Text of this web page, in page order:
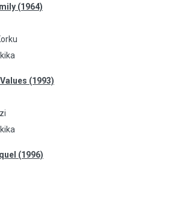
(1964)
(1993)
(1996)